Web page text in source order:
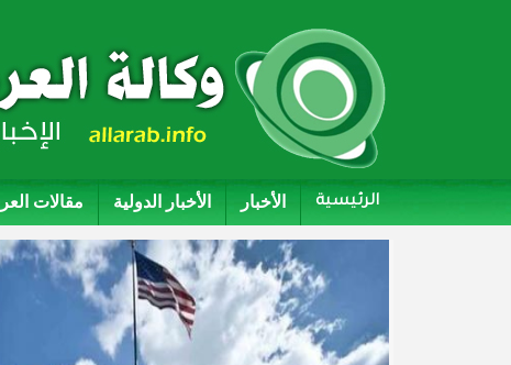
الرئيسية الأخبار الأخبار الدولية مقالات